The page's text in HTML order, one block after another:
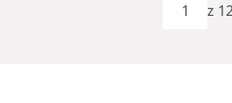
z